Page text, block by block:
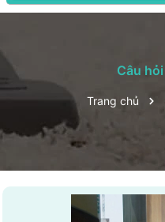
Câu
Trang chủ